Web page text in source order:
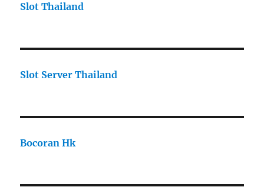
Slot Thailand
Slot Server Thailand
Bocoran Hk